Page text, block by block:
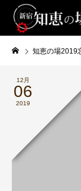
知恵の場2019
12月
06
2019